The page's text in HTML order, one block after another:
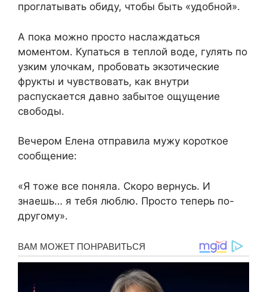
проглатывать обиду, чтобы быть «удобной».
А пока можно просто наслаждаться
моментом. Купаться в теплой воде, гулять по
узким улочкам, пробовать экзотические
фрукты и чувствовать, как внутри
распускается давно забытое ощущение
свободы.
Вечером Елена отправила мужу короткое
сообщение:
«Я тоже все поняла. Скоро вернусь. И
знаешь… я тебя люблю. Просто теперь по-
другому».